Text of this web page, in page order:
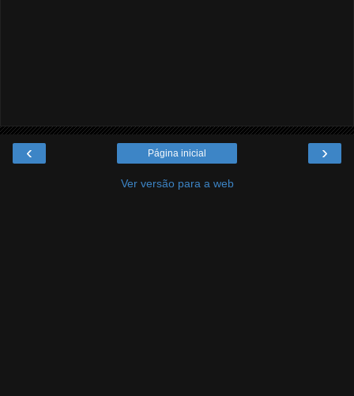
‹ ›
Página inicial
Ver versão para a web